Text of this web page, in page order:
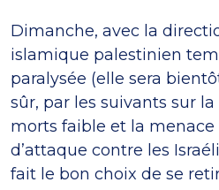
Dimanche, avec la
islamique palestinien
paralysée (elle sera
sûr, par les suivants sur
morts faible et la
d’attaque contre les
fait le bon choix de se